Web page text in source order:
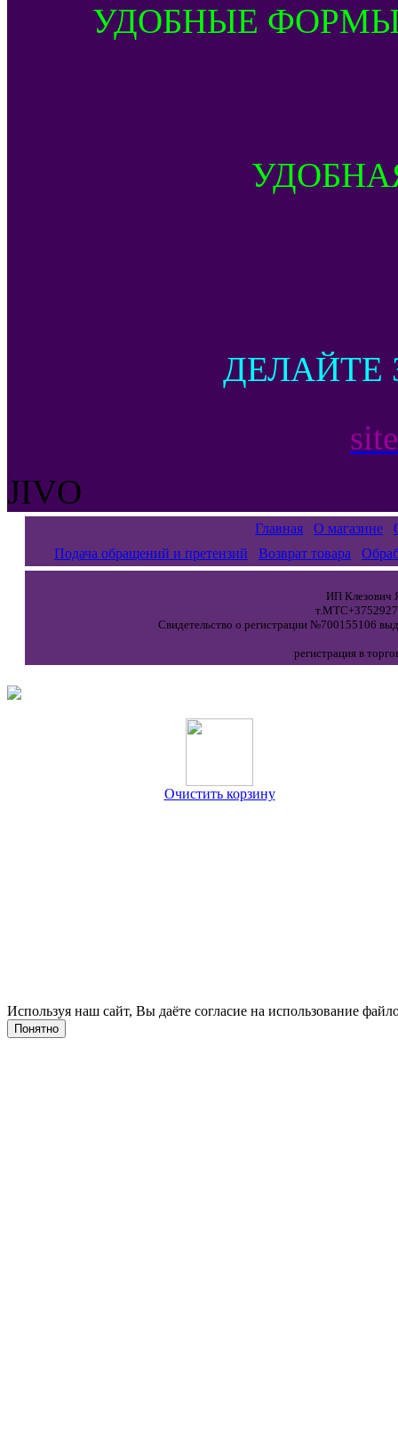
УДОБНЫЕ
ДЕЛАЙТЕ
JIVO
Главная О магазине
Подача обращений и претензий
Возврат товара
ИП Клезович
Свидетельство о регистрации №700155106
регистрация в
Очистить корзину
Используя наш сайт, Вы даёте согласие на использование
Понятно